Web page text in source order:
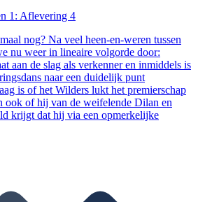
1: Aflevering 4
nog? Na veel heen-en-weren tussen
nu weer in lineaire volgorde door:
aan de slag als verkenner en inmiddels is
naar een duidelijk punt
is of het Wilders lukt het premierschap
ook of hij van de weifelende Dilan en
krijgt dat hij via een opmerkelijke